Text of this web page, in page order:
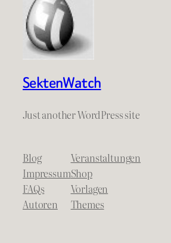
SektenWatch
Just another WordPress site
Blog
Impressum
FAQs
Autoren
Veranstaltungen
Shop
Vorlagen
Themes